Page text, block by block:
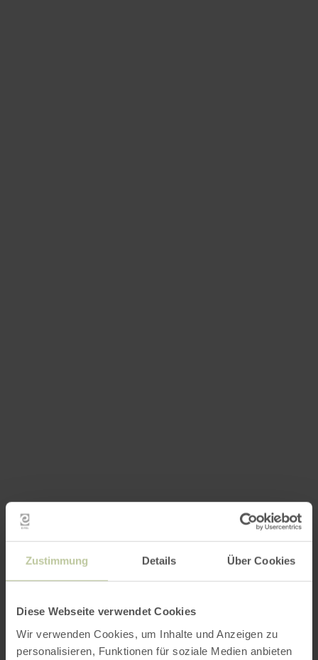
Zustimmung Details Über Cookies
Diese Webseite verwendet Cookies
Wir verwenden Cookies, um Inhalte und Anzeigen zu
personalisieren, Funktionen für soziale Medien anbieten